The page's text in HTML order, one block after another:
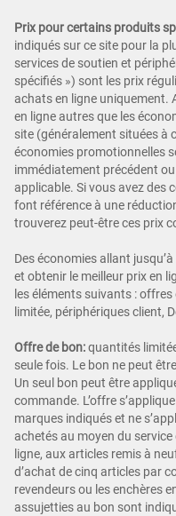
Prix pour certains produits
indiqués sur ce site pour la
services de soutien et
spécifiés ») sont les prix
achats en ligne uniquement.
en ligne autres que les
site (généralement situées à
économies promotionnelles
immédiatement précédent
applicable. Si vous avez des
font référence à une
trouverez peut-être ces prix
Des économies allant
et obtenir le meilleur prix en
les éléments suivants :
limitée, périphériques client,
Offre de bon:quantités
seule fois. Le bon ne peut
Un seul bon peut être
commande. L’offre
marques indiqués et ne
achetés au moyen du
ligne, aux articles remis à
d’achat de cinq articles par
revendeurs ou les enchères
assujetties au bon sont